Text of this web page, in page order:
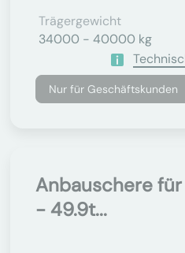
Trägergewicht
34000 - 40000 kg
Nur für Geschäftskunden
Anbauschere
- 49.9t...